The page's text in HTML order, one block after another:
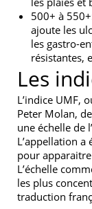
500+ à
ajoute les
les gastro-
résistantes,
Les
L’indice UMF,
Peter Molan,
une échelle de
L’appellation
pour
L’échelle
les plus
traduction